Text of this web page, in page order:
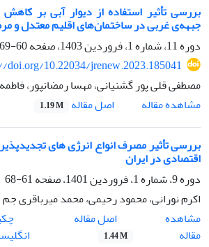
بررسی تأثیر استفاده از دیوار آبی بر
جبهه‌ی غربی در ساختمان‌های اقلیم معتدل و
دوره 11، شماره 1، فروردین 1403، صفحه
60-69
doi.org/10.22034/jrenew.2023.185041
مصطفی قلی پور گشنیانی، مهسا رمضانپور،
مشاهده مقاله
اصل مقاله 1.19 M
بررسی تأثیر مصرف انواع انرژی های
اقتصادی در ایران
دوره 9، شماره 1، فروردین 1401، صفحه
61-68
اکرم نورانی، محمود رحیمی، محمد میرباقری جم
مشاهده
مقاله
اصل مقاله
1.44 M